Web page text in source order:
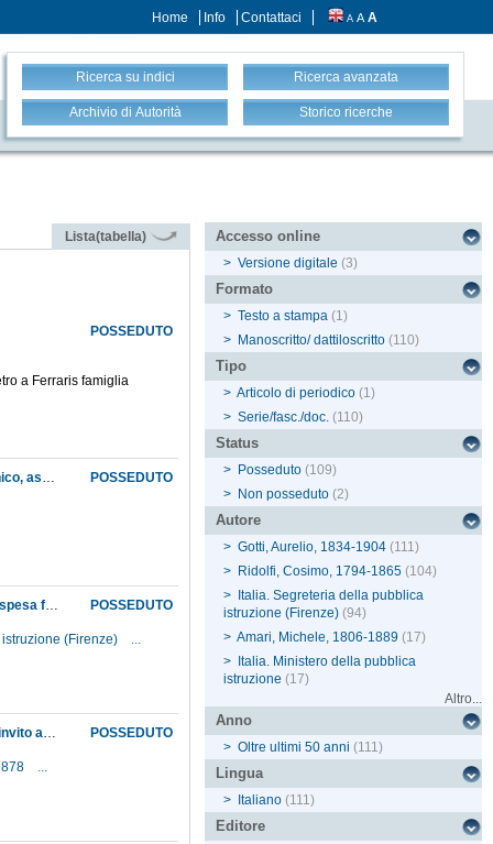
Home Info Contattaci A A A
Ricerca su indici Ricerca avanzata
Archivio di Autorità Storico ricerche
Lista(tabella)
POSSEDUTO
a Ferraris famiglia
POSSEDUTO
Autorizzazione del Ministero della pubblica istruzione ad eseguire dei lavori nell'Orto botanico, assegnandoli col sistema dell'asta pubblica
POSSEDUTO
Avviso, dall'Ufficio di stralcio della pubblica istruzione di Firenze, dell'approvazione di una spesa fatta dal Museo sulla gestione del 1863 e dell'invio del mandato di pagamento
(Firenze)
...
POSSEDUTO
Avviso, dalla Segreteria della pubblica istruzione in Firenze, dell'arrivo del re a Livorno ed invito al direttore ed al corpo insegnante della Sezione di scienze naturali dell'Istituto di studi superiori a riceverlo nelle forme consuete
...
Accesso online
> Versione digitale (3)
Formato
> Testo a stampa (1)
> Manoscritto/ dattiloscritto (110)
Tipo
> Articolo di periodico (1)
> Serie/fasc./doc. (110)
Status
> Posseduto (109)
> Non posseduto (2)
Autore
> Gotti, Aurelio, 1834-1904 (111)
> Ridolfi, Cosimo, 1794-1865 (104)
>
Italia. Segreteria della pubblica
istruzione (Firenze) (94)
> Amari, Michele, 1806-1889 (17)
>
Italia. Ministero della pubblica
istruzione (17)
Altro...
Anno
> Oltre ultimi 50 anni (111)
Lingua
> Italiano (111)
Editore